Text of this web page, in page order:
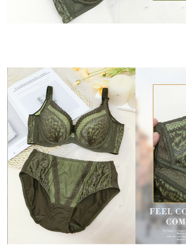
每筆NT$80，滿NT$890(含以上)免運費
國家/地區配送